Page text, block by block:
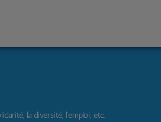
la diversité, l'emploi, etc.